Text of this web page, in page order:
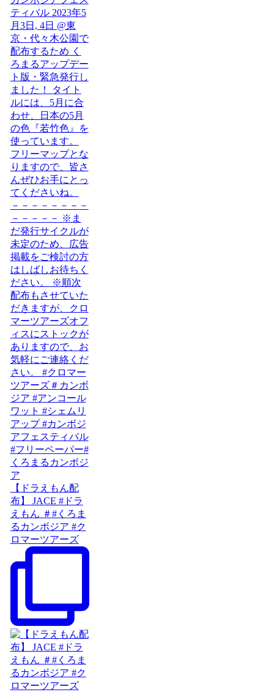
【ドラえもん配
布】 JACE #ドラ
えもん ＃#くろま
るカンボジア #ク
ロマーツアーズ